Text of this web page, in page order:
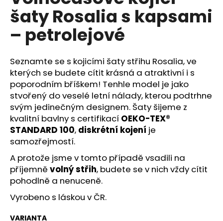
5,0
z
hvězdiček.
šaty Rosalia s kapsami
– petrolejové
Seznamte se s kojicími šaty střihu Rosalia, ve
kterých se budete cítit krásná a atraktivní i s
poporodním bříškem! Tenhle model je jako
stvořený do veselé letní nálady, kterou podtrhne
svým jedinečným designem. Šaty šijeme z
kvalitní bavlny s certifikací OEKO-TEX®
STANDARD 100, diskrétní kojení je
samozřejmostí.
A protože jsme v tomto případě vsadili na
příjemně volný střih, budete se v nich vždy cítit
pohodlně a nenuceně.
Vyrobeno s láskou v ČR.
VARIANTA
u
j
e
e